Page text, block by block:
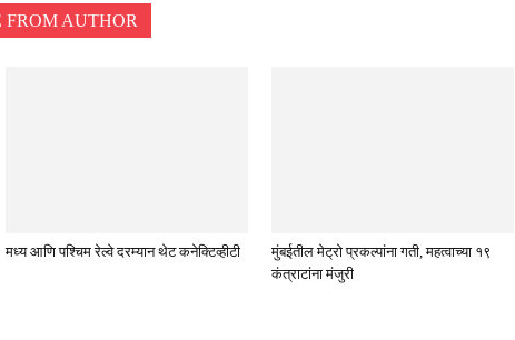
FROM AUTHOR
मध्य आणि पश्चिम रेल्वे दरम्यान थेट कनेक्टिव्हीटी
मुंबईतील मेट्रो प्रकल्पांना गती, महत्वाच्या १९
कंत्राटांना मंजुरी